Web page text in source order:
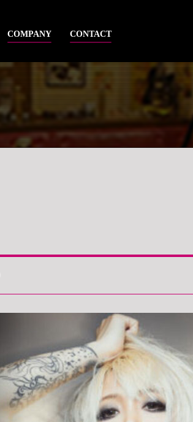
COMPANY CONTACT